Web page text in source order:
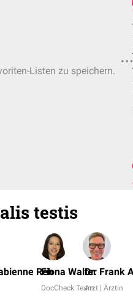
Listen zu speichern.
testis
Reh
Fiona Walter
DocCheck Team
Dr. Frank
Arzt | Ärztin